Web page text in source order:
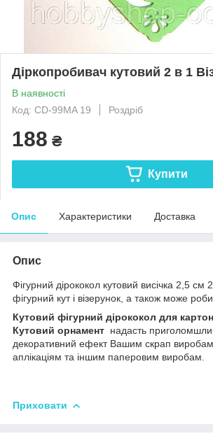
Діркопробивач кутовий 2 в 1
В наявності
Код: CD-99MA 19
Роздріб
188 ₴
Купити
Опис Характеристики Доставка
Опис
Фігурний дірококол кутовий висічка 2,5 см
фігурний кут і візерунок, а також може
Кутовий фігурний дірококол для
Кутовий орнамент надасть
декоративний ефект Вашим скрап виробам,
аплікаціям та іншим паперовим виробам.
Приховати